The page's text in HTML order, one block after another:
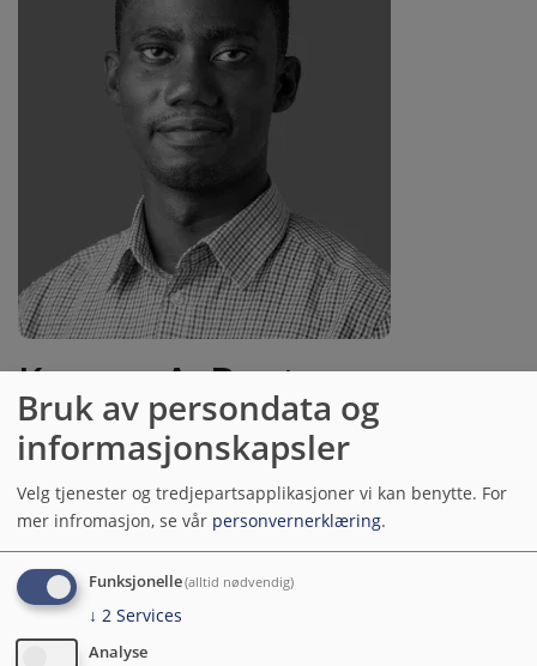
Kwame A. Boateng
Drupalutvikler
kwame@ramsalt.com
Kwame is a full stack developer who has worked with
many technologies and frameworks in different parts
Bruk av persondata og
informasjonskapsler
Velg tjenester og tredjepartsapplikasjoner vi kan benytte. For
mer infromasjon, se vår personvernerklæring.
Funksjonelle(alltid nødvendig)
↓ 2 Services
Analyse